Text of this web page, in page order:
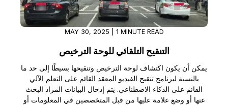
MAY 30, 2025 | 1 MINUTE READ
التنقيح التلقائي للوحة الترخيص
يمكن أن يكون اكتشاف لوحة الترخيص وتنقيحها بسيطًا إلى حد ما
بالنسبة لبرنامج تنقيح الفيديو المعقد القائم على التعلم الآلي
القائم على الذكاء الاصطناعي. يتم إدخال البيانات المراد البحث
عنها أو وضع علامة عليها من قبل المتخصصين في المعلومات أو